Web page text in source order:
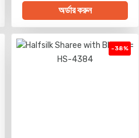
অর্ডার করুন
-38%